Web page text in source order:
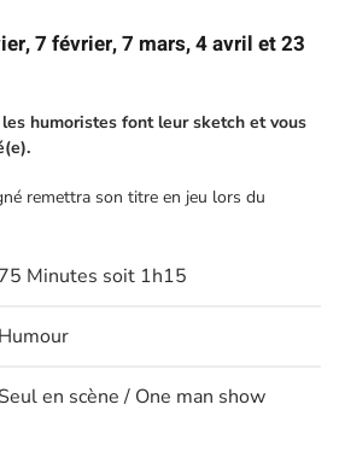
7 février, 7 mars, 4 avril et 23
humoristes font leur sketch et vous
remettra son titre en jeu lors du
75 Minutes soit 1h15
Humour
Seul en scène / One man show